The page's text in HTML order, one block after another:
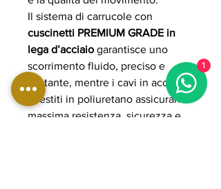
Il sistema di carrucole con
cuscinetti PREMIUM GRADE in
lega d’acciaio garantisce uno
scorrimento fluido, preciso e
costante, mentre i cavi in acciaio
rivestiti in poliuretano assicurano
massima resistenza, sicurezza e
1